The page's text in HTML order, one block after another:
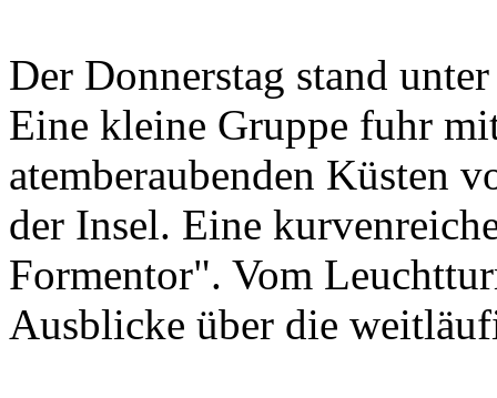
Der Donnerstag stand
Eine kleine Gruppe fuhr
atemberaubenden Küsten
der Insel. Eine
Formentor". Vom
Ausblicke über die